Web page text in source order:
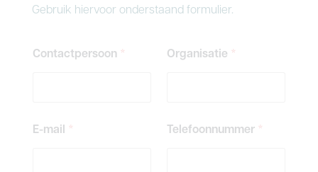
Gebruik hiervoor onderstaand formulier.
Contactpersoon * Organisatie *
E-mail * Telefoonnummer *